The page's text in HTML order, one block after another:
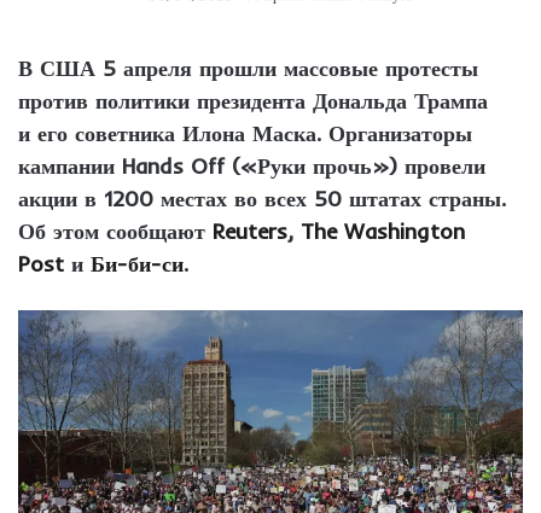
В США 5 апреля прошли массовые протесты
против политики президента Дональда Трампа
и его советника Илона Маска. Организаторы
кампании Hands Off («Руки прочь») провели
акции в 1200 местах во всех 50 штатах страны.
Об этом сообщают Reuters, The Washington
Post и Би-би-си.